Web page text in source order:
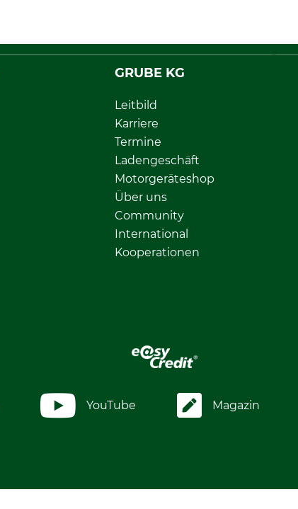
GRUBE KG
Leitbild
Karriere
Termine
Ladengeschäft
Motorgeräteshop
Über uns
Community
International
Kooperationen
YouTube Magazin